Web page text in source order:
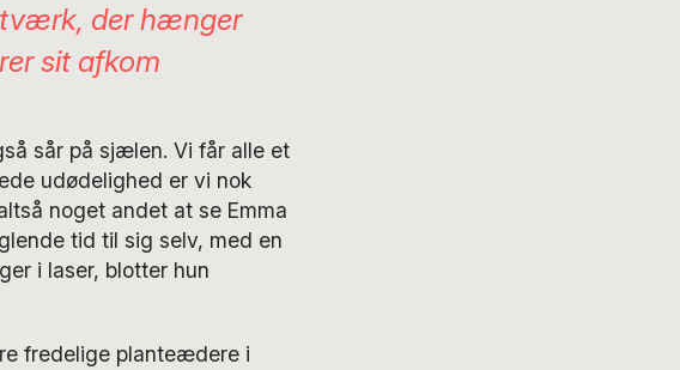
der hænger
sit afkom
sår på sjælen. Vi får alle et
udødelighed er vi nok
noget andet at se Emma
tid til sig selv, med en
i laser, blotter hun
fredelige planteædere i